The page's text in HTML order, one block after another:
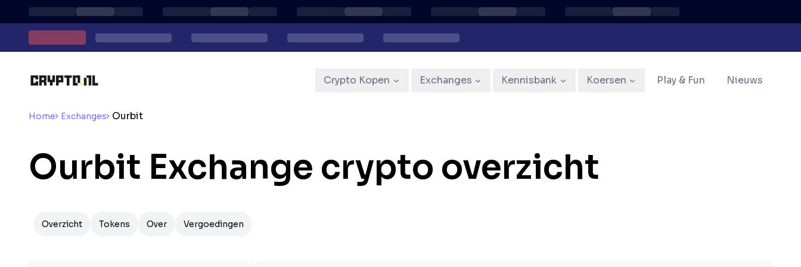
Crypto Kopen Exchanges Kennisbank Koersen Play & Fun Nieuws
Home Exchanges Ourbit
Ourbit Exchange crypto overzicht
Overzicht Tokens Over Vergoedingen